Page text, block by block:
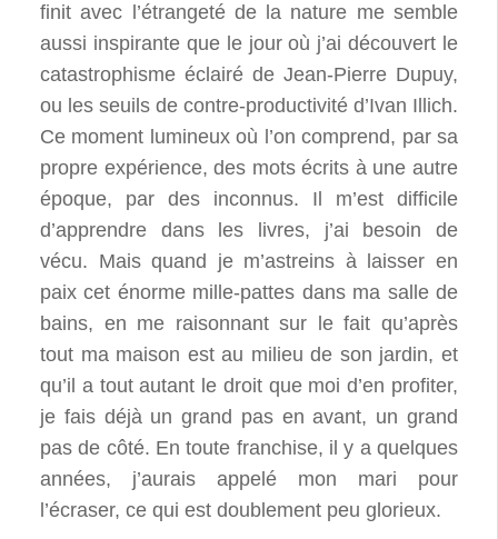
finit avec l’étrangeté de la nature me semble
aussi inspirante que le jour où j’ai découvert le
catastrophisme éclairé de Jean-Pierre Dupuy,
ou les seuils de contre-productivité d’Ivan Illich.
Ce moment lumineux où l’on comprend, par sa
propre expérience, des mots écrits à une autre
époque, par des inconnus. Il m’est difficile
d’apprendre dans les livres, j’ai besoin de
vécu. Mais quand je m’astreins à laisser en
paix cet énorme mille-pattes dans ma salle de
bains, en me raisonnant sur le fait qu’après
tout ma maison est au milieu de son jardin, et
qu’il a tout autant le droit que moi d’en profiter,
je fais déjà un grand pas en avant, un grand
pas de côté. En toute franchise, il y a quelques
années, j’aurais appelé mon mari pour
l’écraser, ce qui est doublement peu glorieux.